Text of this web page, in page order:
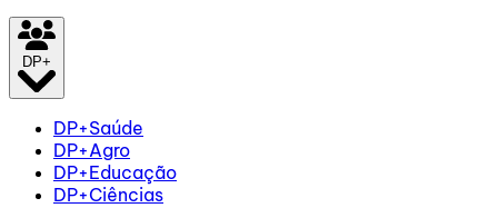
DP+
DP+Saúde
DP+Agro
DP+Educação
DP+Ciências